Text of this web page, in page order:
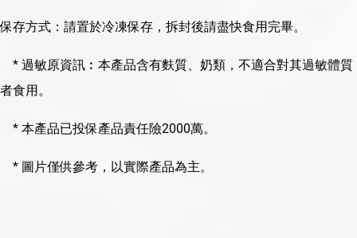
保存方式：請置於冷凍保存，拆封後請盡快食用完畢。
* 過敏原資訊︰本產品含有麩質、奶類，不適合對其過敏體質
者食用。
* 本產品已投保產品責任險2000萬。
* 圖片僅供參考，以實際產品為主。